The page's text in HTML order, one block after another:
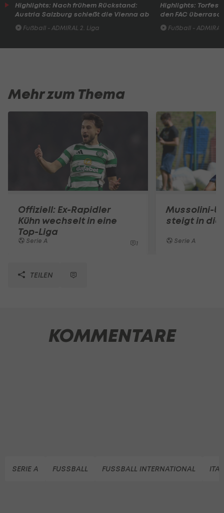
Highlights: Nach frühem Rückstand:
Austria Salzburg schießt die Vienna ab
Fußball - ADMIRAL 2. Liga
Highlights:
den FAC
Fußball -
Mehr zum Thema
Offiziell: Ex-Rapidler
Kühn wechselt in eine
Top-Liga
Serie A 1
Mussolini-
steigt in die
Serie A
TEILEN
KOMMENTARE
SERIE A FUSSBALL FUSSBALL INTERNATIONAL